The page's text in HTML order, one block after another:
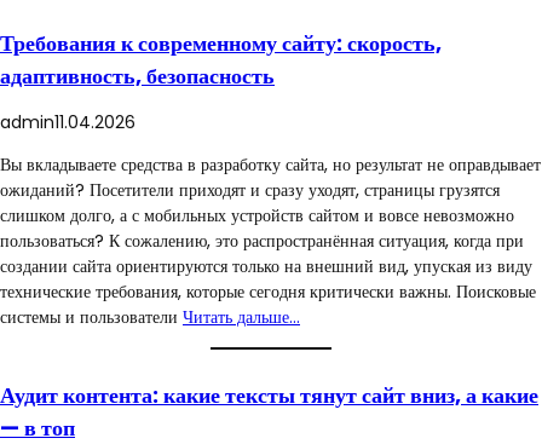
Требования к современному сайту: скорость,
адаптивность, безопасность
admin11.04.2026
Вы вкладываете средства в разработку сайта, но результат не оправдывает
ожиданий? Посетители приходят и сразу уходят, страницы грузятся
слишком долго, а с мобильных устройств сайтом и вовсе невозможно
пользоваться? К сожалению, это распространённая ситуация, когда при
создании сайта ориентируются только на внешний вид, упуская из виду
технические требования, которые сегодня критически важны. Поисковые
системы и пользователи Читать дальше…
Аудит контента: какие тексты тянут сайт вниз, а какие
— в топ